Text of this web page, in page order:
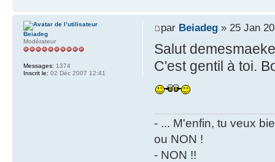
par Beiadeg» 25 Jan
Salut
C'est gentil à toi.
- ... M'enfin, tu veux
ou NON !
- NON !!
Beiadeg
Modérateur
Messages: 1374
Inscrit le: 02 Déc 2007 12:41